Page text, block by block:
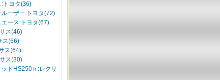
:トヨタ(36)
ルーザー:トヨタ(72)
エース:トヨタ(67)
ス(46)
ス(66)
ス(64)
ス(30)
ッドHS250ｈ:レクサ